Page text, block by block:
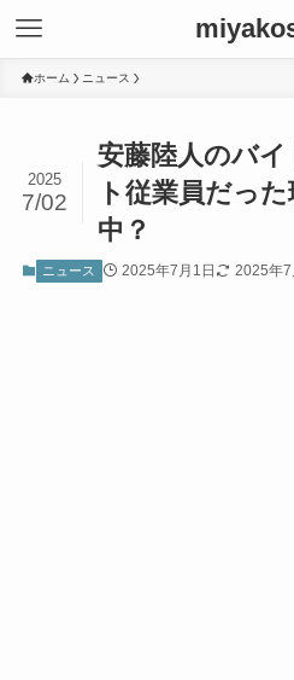
ホーム ニュース
安藤陸人のバ
ト従業員だっ
中？
2025
7/02
ニュース 2025年7月1日 2025年7